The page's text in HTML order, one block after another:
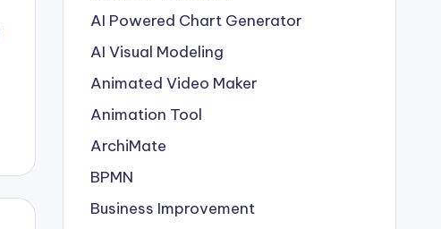
AI Powered Chart Generator
AI Visual Modeling
Animated Video Maker
Animation Tool
ArchiMate
BPMN
Business Improvement